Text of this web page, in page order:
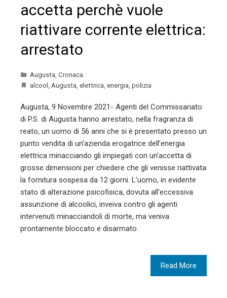
accetta perchè vuole
riattivare corrente elettrica:
arrestato
Augusta, Cronaca
alcool, Augusta, elettrica, energia, polizia
Augusta, 9 Novembre 2021- Agenti del Commissariato
di P.S. di Augusta hanno arrestato, nella fragranza di
reato, un uomo di 56 anni che si è presentato presso un
punto vendita di un’azienda erogatrice dell’energia
elettrica minacciando gli impiegati con un’accetta di
grosse dimensioni per chiedere che gli venisse riattivata
la fornitura sospesa da 12 giorni. L’uomo, in evidente
stato di alterazione psicofisica, dovuta all’eccessiva
assunzione di alcoolici, inveiva contro gli agenti
intervenuti minacciandoli di morte, ma veniva
prontamente bloccato e disarmato.
Read More